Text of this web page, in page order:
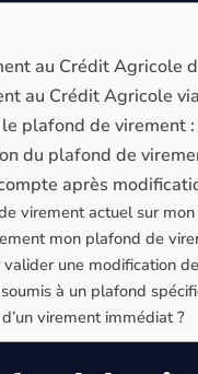
au Crédit Agricole
au Crédit Agricole
plafond de virement
du plafond de
après
virement actuel sur
mon plafond de
une modification
à un plafond
virement immédiat ?